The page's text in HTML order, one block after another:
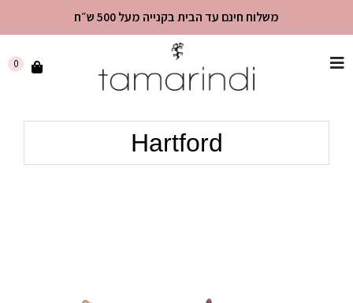
שִׂים
משלוח חינם עד הבית בקנייה מעל 500 ש״ח
0
Hartford